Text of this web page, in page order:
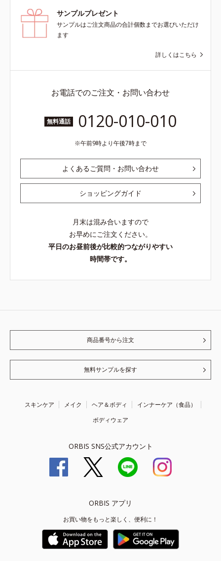
サンプルプレゼント
サンプルはご注文商品の合計個数までお選びいただけ
ます
詳しくはこちら
お電話でのご注文・お問い合わせ
無料通話 0120-010-010
午前9時より午後7時まで
よくあるご質問・お問い合わせ
ショッピングガイド
月末は混み合いますので
お早めにご注文ください。
平日のお昼前後が比較的つながりやすい
時間帯です。
商品番号から注文
無料サンプルを探す
スキンケア メイク ヘア＆ボディ
インナーケア（食品）
ボディウェア
ORBIS SNS公式アカウント
ORBIS アプリ
お買い物をもっと楽しく、便利に！